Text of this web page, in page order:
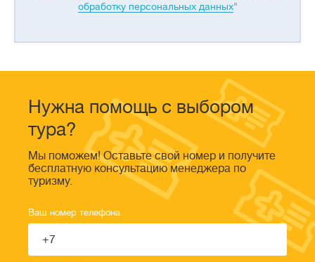
обработку персональных данных"
Нужна помощь с выбором
тура?
Мы поможем! Оставьте свой номер и получите
бесплатную консультацию менеджера по
туризму.
Ваш номер телефона